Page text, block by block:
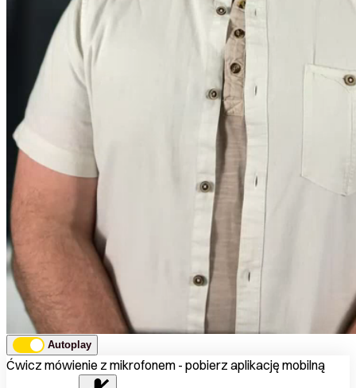
Autoplay
Ćwicz mówienie z mikrofonem - pobierz aplikację mobilną